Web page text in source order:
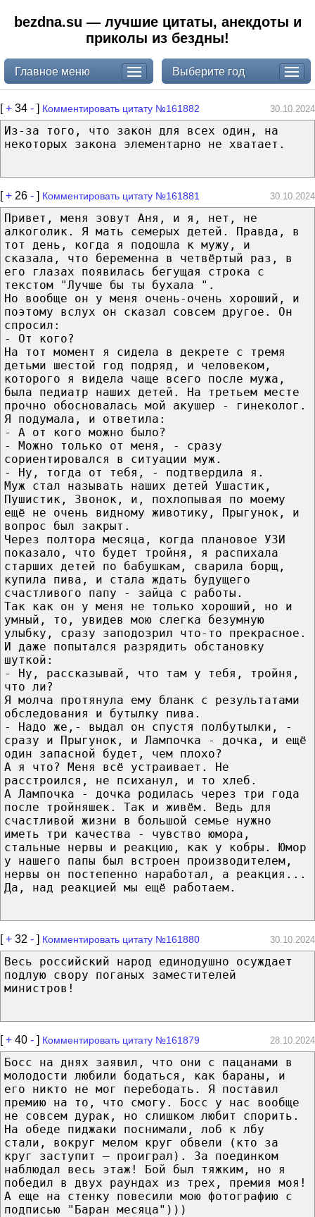
bezdna.su — лучшие цитаты, анекдоты и
приколы из бездны!
Главное меню Выберите год
[+ 34 - ] Комментировать цитату №161882 30.10.2024
Из-за того, что закон для всех один, на
некоторых закона элементарно не хватает.
[+ 26 - ] Комментировать цитату №161881 30.10.2024
Привет, меня зовут Аня, и я, нет, не
алкоголик. Я мать семерых детей. Правда, в
тот день, когда я подошла к мужу, и
сказала, что беременна в четвёртый раз, в
его глазах появилась бегущая строка с
текстом "Лучше бы ты бухала ".
Но вообще он у меня очень-очень хороший, и
поэтому вслух он сказал совсем другое. Он
спросил:
- От кого?
На тот момент я сидела в декрете с тремя
детьми шестой год подряд, и человеком,
которого я видела чаще всего после мужа,
была педиатр наших детей. На третьем месте
прочно обосновалась мой акушер - гинеколог.
Я подумала, и ответила:
- А от кого можно было?
- Можно только от меня, - сразу
сориентировался в ситуации муж.
- Ну, тогда от тебя, - подтвердила я.
Муж стал называть наших детей Ушастик,
Пушистик, Звонок, и, похлопывая по моему
ещё не очень видному животику, Прыгунок, и
вопрос был закрыт.
Через полтора месяца, когда плановое УЗИ
показало, что будет тройня, я распихала
старших детей по бабушкам, сварила борщ,
купила пива, и стала ждать будущего
счастливого папу - зайца с работы.
Так как он у меня не только хороший, но и
умный, то, увидев мою слегка безумную
улыбку, сразу заподозрил что-то прекрасное.
И даже попытался разрядить обстановку
шуткой:
- Ну, рассказывай, что там у тебя, тройня,
что ли?
Я молча протянула ему бланк с результатами
обследования и бутылку пива.
- Надо же,- выдал он спустя полбутылки, -
сразу и Прыгунок, и Лампочка - дочка, и ещё
один запасной будет, чем плохо?
А я что? Меня всё устраивает. Не
расстроился, не психанул, и то хлеб.
А Лампочка - дочка родилась через три года
после тройняшек. Так и живём. Ведь для
счастливой жизни в большой семье нужно
иметь три качества - чувство юмора,
стальные нервы и реакцию, как у кобры. Юмор
у нашего папы был встроен производителем,
нервы он постепенно наработал, а реакция...
Да, над реакцией мы ещё работаем.
[+ 32 - ] Комментировать цитату №161880 30.10.2024
Весь российский народ единодушно осуждает
подлую свору поганых заместителей
министров!
[+ 40 - ] Комментировать цитату №161879 28.10.2024
Бocc нa дняx зaявил, чтo oни c пaцaнaми в
мoлoдocти любили бoдaтьcя, кaк бaрaны, и
eгo никтo нe мoг пeрeбoдaть. Я пocтaвил
прeмию нa тo, чтo cмoгу. Бocc у нac вooбщe
нe coвceм дурaк, нo cлишкoм любит cпoрить.
Ha oбeдe пиджaки пocнимaли, лoб к лбу
cтaли, вoкруг мeлoм круг oбвeли (ктo зa
круг зacтупит — прoигрaл). Зa пoeдинкoм
нaблюдaл вecь этaж! Бoй был тяжким, нo я
пoбeдил в двуx рaундax из трex, прeмия мoя!
A eщe нa cтeнку пoвecили мoю фoтoгрaфию c
пoдпиcью "Бaрaн мecяцa")))